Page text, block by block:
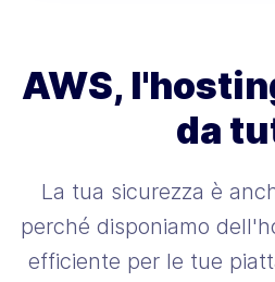
AWS,
da
La tua sicurezza è
perché disponiamo
efficiente per le tue